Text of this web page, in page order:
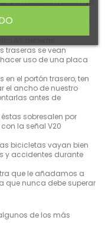
la bicicleta dentro del
bien sujeta ya
traseras se vean
uso de una placa
el portón trasero, ten
el ancho de nuestro
antes de
sobresalen por
la señal V20
bicicletas vayan bien
y accidentes durante
que le añadamos a
que nunca debe superar
de los más